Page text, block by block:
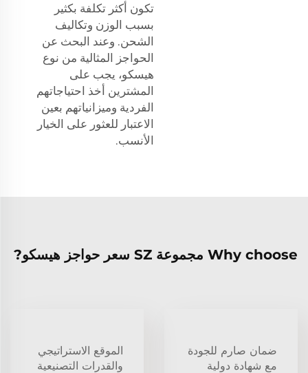
تكون أكثر تكلفة بكثير
بسبب الوزن وتكاليف
الشحن. وعند البحث عن
الحواجز المثالية من نوع
هيسكو، يجب على
المشترين أخذ احتياجاتهم
الفردية وميزانياتهم بعين
الاعتبار للعثور على الخيار
الأنسب.
Why choose مجموعة SZ سعر حواجز هيسكو?
ضمان صارم للجودة
مع شهادة دولية
الموقع الاستراتيجي
والقدرات التصنيعية